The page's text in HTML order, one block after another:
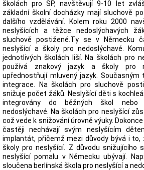
školách pro SP, navštěvují 9-10 let
základní školní docházky mají sluchově
dalšího vzdělávání. Kolem roku 2000
neslyšících a těžce nedoslýchavých
sluchově postižené.Ty se v Německu
neslyšící a školy pro nedoslýchavé.
jednotlivých školách liší. Na školách pro
používá znakový jazyk a školy pro
upřednostňují mluvený jazyk. Současným
integrace. Na školách pro sluchově
snižuje počet žáků. Neslyšící děti s
integrovány do běžných škol nebo
nedoslýchavé. Na školách pro neslyšící
což vede k snižování úrovně výuky.
častěji nechávají svým neslyšícím
implantát, přičemž mezi důvody bývá i
školy pro neslyšící. Z důvodu snižujícího
neslyšící pomalu v Německu ubývají.
sloučena berlínská škola pro neslyšící a